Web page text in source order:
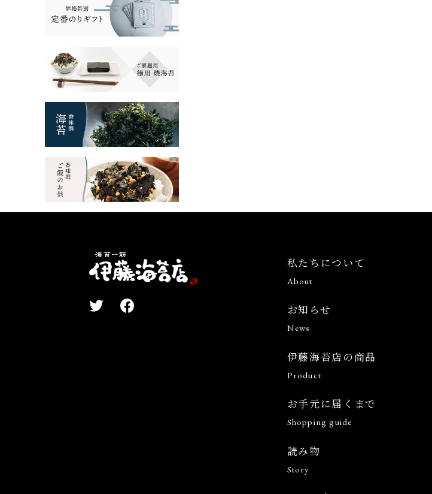
私たちについて
About
お知らせ
News
伊藤海苔店の商品
Product
お手元に届くまで
Shopping guide
読み物
Story